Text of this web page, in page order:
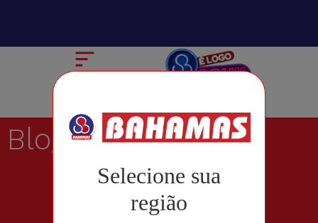
Selecione sua
região
Blog